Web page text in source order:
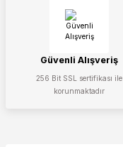
Güvenli Alışveriş
256 Bit SSL sertifikası ile
korunmaktadır